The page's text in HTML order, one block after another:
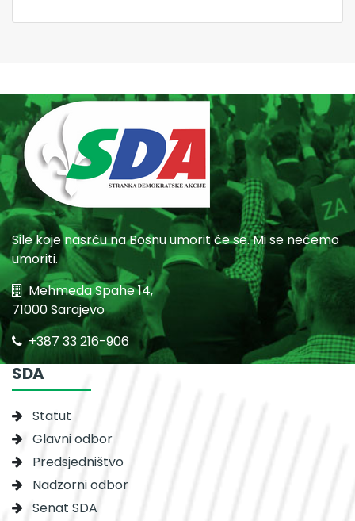
Sile koje nasrću na Bosnu umorit će se. Mi se nećemo
umoriti.
Mehmeda Spahe 14,
71000 Sarajevo
+387 33 216-906
SDA
Statut
Glavni odbor
Predsjedništvo
Nadzorni odbor
Senat SDA